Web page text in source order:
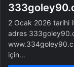
2 Ocak 2026 tarihi
adres
için…